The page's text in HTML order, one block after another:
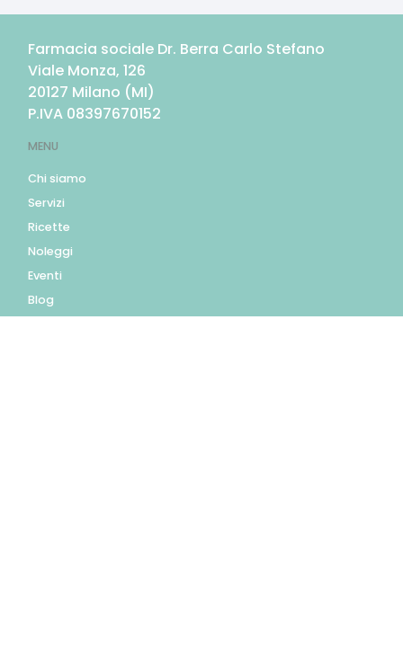
Farmacia sociale Dr. Berra Carlo Stefano
Viale Monza, 126
20127 Milano (MI)
P.IVA 08397670152
MENU
Chi siamo
Servizi
Ricette
Noleggi
Eventi
Blog